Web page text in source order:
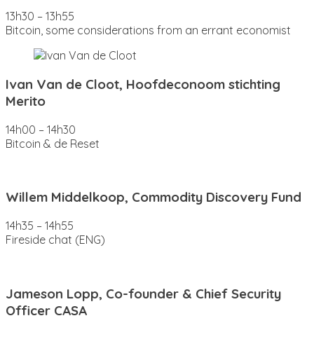
13h30 – 13h55
Bitcoin, some considerations from an errant economist
Ivan Van de Cloot, Hoofdeconoom stichting
Merito
14h00 – 14h30
Bitcoin & de Reset
Willem Middelkoop, Commodity Discovery Fund
14h35 – 14h55
Fireside chat (ENG)
Jameson Lopp, Co-founder & Chief Security
Officer CASA